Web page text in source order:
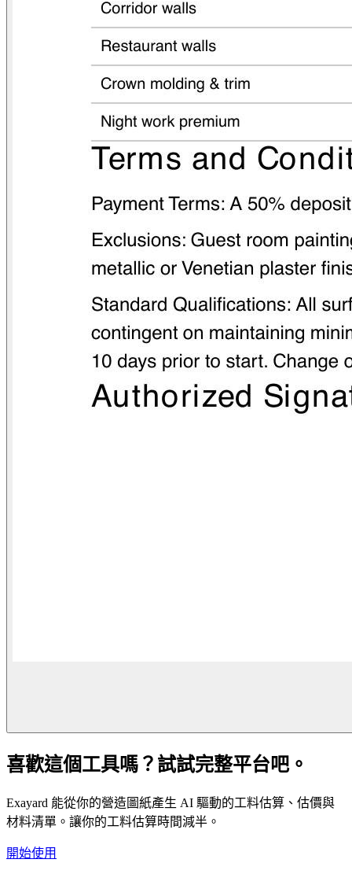
喜歡這個工具嗎？試試完整平台吧。
Exayard 能從你的營造圖紙產生 AI 驅動的工料估算、估價與
材料清單。讓你的工料估算時間減半。
開始使用